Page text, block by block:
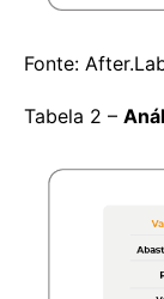
Fonte:
Tabela 2 –